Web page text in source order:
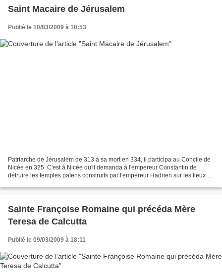
Saint Macaire de Jérusalem
Publié le 10/03/2009 à 10:53
Patriarche de Jérusalem de 313 à sa mort en 334, il participa au Concile de
Nicée en 325. C'est à Nicée qu'il demanda à l'empereur Constantin de
détruire les temples païens construits par l'empereur Hadrien sur les lieux
Sainte Françoise Romaine qui précéda Mère
Teresa de Calcutta
Publié le 09/03/2009 à 18:11